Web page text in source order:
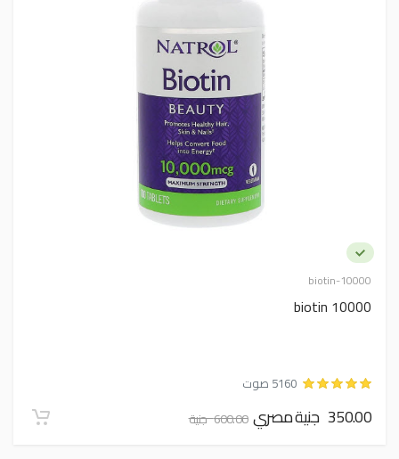
biotin-10000
biotin 10000
5160 صوت
350.00 جنية مصري 600.00 جنية